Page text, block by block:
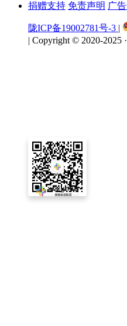
捐赠支持 免责声明 广
陇ICP备19002781号-3 |
| Copyright © 2020-2025 ·